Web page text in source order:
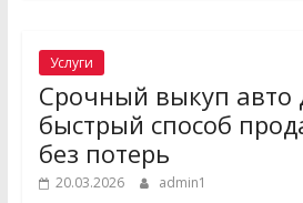
Услуги
Срочный выкуп авто
быстрый способ
без потерь
20.03.2026 admin1